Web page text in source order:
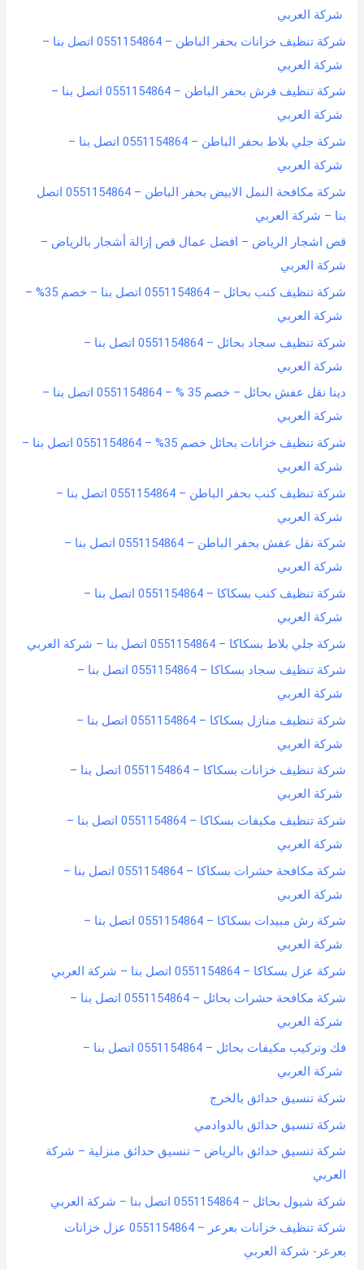
شركة العربي
شركة تنظيف خزانات بحفر الباطن – 0551154864 اتصل بنا –
شركة العربي
شركة تنظيف فرش بحفر الباطن – 0551154864 اتصل بنا –
شركة العربي
شركة جلي بلاط بحفر الباطن – 0551154864 اتصل بنا –
شركة العربي
شركة مكافحة النمل الابيض بحفر الباطن – 0551154864 اتصل
بنا – شركة العربي
قص اشجار الرياض – افضل عمال قص إزالة أشجار بالرياض –
شركة العربي
شركة تنظيف كنب بحائل – 0551154864 اتصل بنا – خصم 35% –
شركة العربي
شركة تنظيف سجاد بحائل – 0551154864 اتصل بنا –
شركة العربي
دينا نقل عفش بحائل – خصم 35 % – 0551154864 اتصل بنا –
شركة العربي
شركة تنظيف خزانات بحائل خصم 35% – 0551154864 اتصل بنا –
شركة العربي
شركة تنظيف كنب بحفر الباطن – 0551154864 اتصل بنا –
شركة العربي
شركة نقل عفش بحفر الباطن – 0551154864 اتصل بنا –
شركة العربي
شركة تنظيف كنب بسكاكا – 0551154864 اتصل بنا –
شركة العربي
شركة جلي بلاط بسكاكا – 0551154864 اتصل بنا – شركة العربي
شركة تنظيف سجاد بسكاكا – 0551154864 اتصل بنا –
شركة العربي
شركة تنظيف منازل بسكاكا – 0551154864 اتصل بنا –
شركة العربي
شركة تنظيف خزانات بسكاكا – 0551154864 اتصل بنا –
شركة العربي
شركة تنظيف مكيفات بسكاكا – 0551154864 اتصل بنا –
شركة العربي
شركة مكافحة حشرات بسكاكا – 0551154864 اتصل بنا –
شركة العربي
شركة رش مبيدات بسكاكا – 0551154864 اتصل بنا –
شركة العربي
شركة عزل بسكاكا – 0551154864 اتصل بنا – شركة العربي
شركة مكافحة حشرات بحائل – 0551154864 اتصل بنا –
شركة العربي
فك وتركيب مكيفات بحائل – 0551154864 اتصل بنا –
شركة العربي
شركة تنسيق حدائق بالخرج
شركة تنسيق حدائق بالدوادمي
شركة تنسيق حدائق بالرياض – تنسيق حدائق منزلية – شركة
العربي
شركة شيول بحائل – 0551154864 اتصل بنا – شركة العربي
شركة تنظيف خزانات بعرعر – 0551154864 عزل خزانات
بعرعر- شركة العربي